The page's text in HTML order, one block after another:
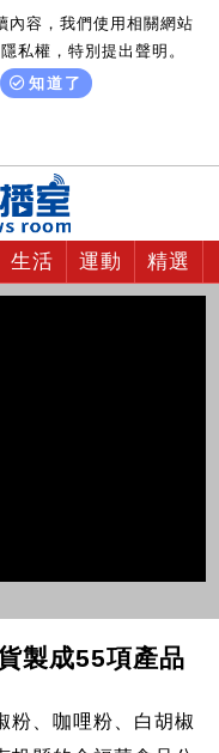
內容，我們使用相關網站
私權，特別提出聲明。
知道了
生活 運動 精選
製成55項產品
粉、咖哩粉、白胡椒